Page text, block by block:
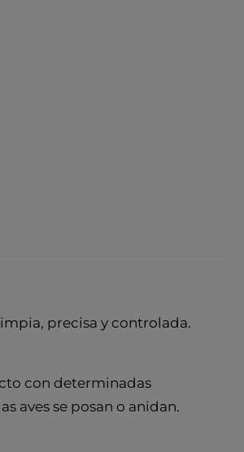
precisa y controlada.
con determinadas
aves se posan o anidan.